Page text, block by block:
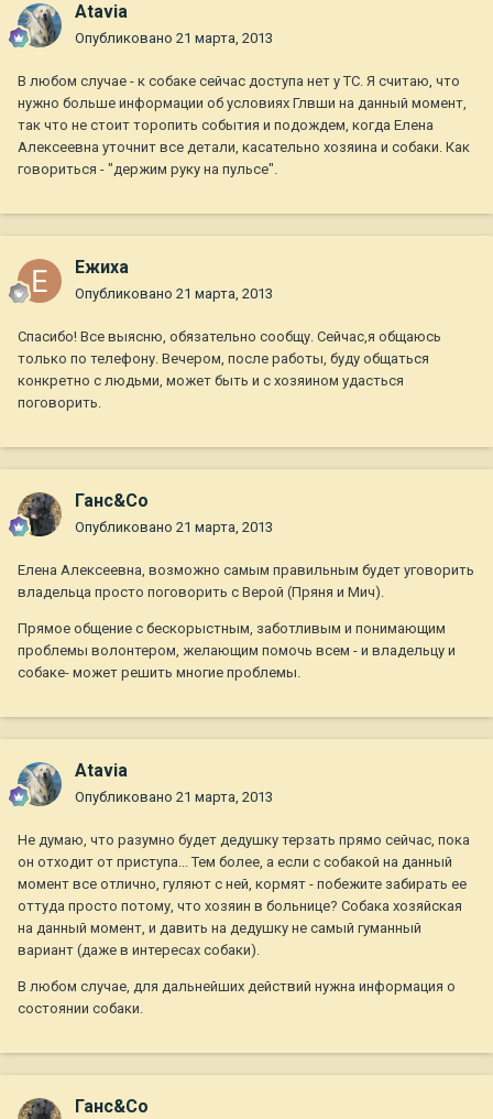
Atavia
Опубликовано 21 марта, 2013
В любом случае - к собаке сейчас доступа нет у ТС. Я считаю, что
нужно больше информации об условиях Глвши на данный момент,
так что не стоит торопить события и подождем, когда Елена
Алексеевна уточнит все детали, касательно хозяина и собаки. Как
говориться - "держим руку на пульсе".
Ежиха
Опубликовано 21 марта, 2013
Спасибо! Все выясню, обязательно сообщу. Сейчас,я общаюсь
только по телефону. Вечером, после работы, буду общаться
конкретно с людьми, может быть и с хозяином удасться
поговорить.
Ганс&Co
Опубликовано 21 марта, 2013
Елена Алексеевна, возможно самым правильным будет уговорить
владельца просто поговорить с Верой (Пряня и Мич).
Прямое общение с бескорыстным, заботливым и понимающим
проблемы волонтером, желающим помочь всем - и владельцу и
собаке- может решить многие проблемы.
Atavia
Опубликовано 21 марта, 2013
Не думаю, что разумно будет дедушку терзать прямо сейчас, пока
он отходит от приступа... Тем более, а если с собакой на данный
момент все отлично, гуляют с ней, кормят - побежите забирать ее
оттуда просто потому, что хозяин в больнице? Собака хозяйская
на данный момент, и давить на дедушку не самый гуманный
вариант (даже в интересах собаки).
В любом случае, для дальнейших действий нужна информация о
состоянии собаки.
Ганс&Co